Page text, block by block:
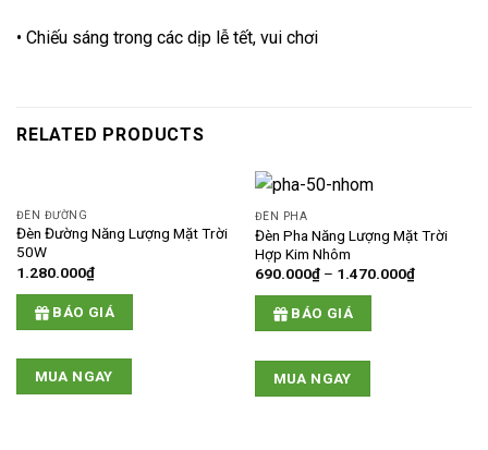
• Chiếu sáng trong các dịp lễ tết, vui chơi
RELATED PRODUCTS
ĐÈN ĐƯỜNG
Đèn Đường Năng Lượng Mặt Trời
50W
1.280.000₫
BÁO GIÁ
MUA NGAY
ĐÈN PHA
Đèn Pha Năng Lượng Mặt Trời
Hợp Kim Nhôm
690.000₫– 1.470.000₫
BÁO GIÁ
MUA NGAY